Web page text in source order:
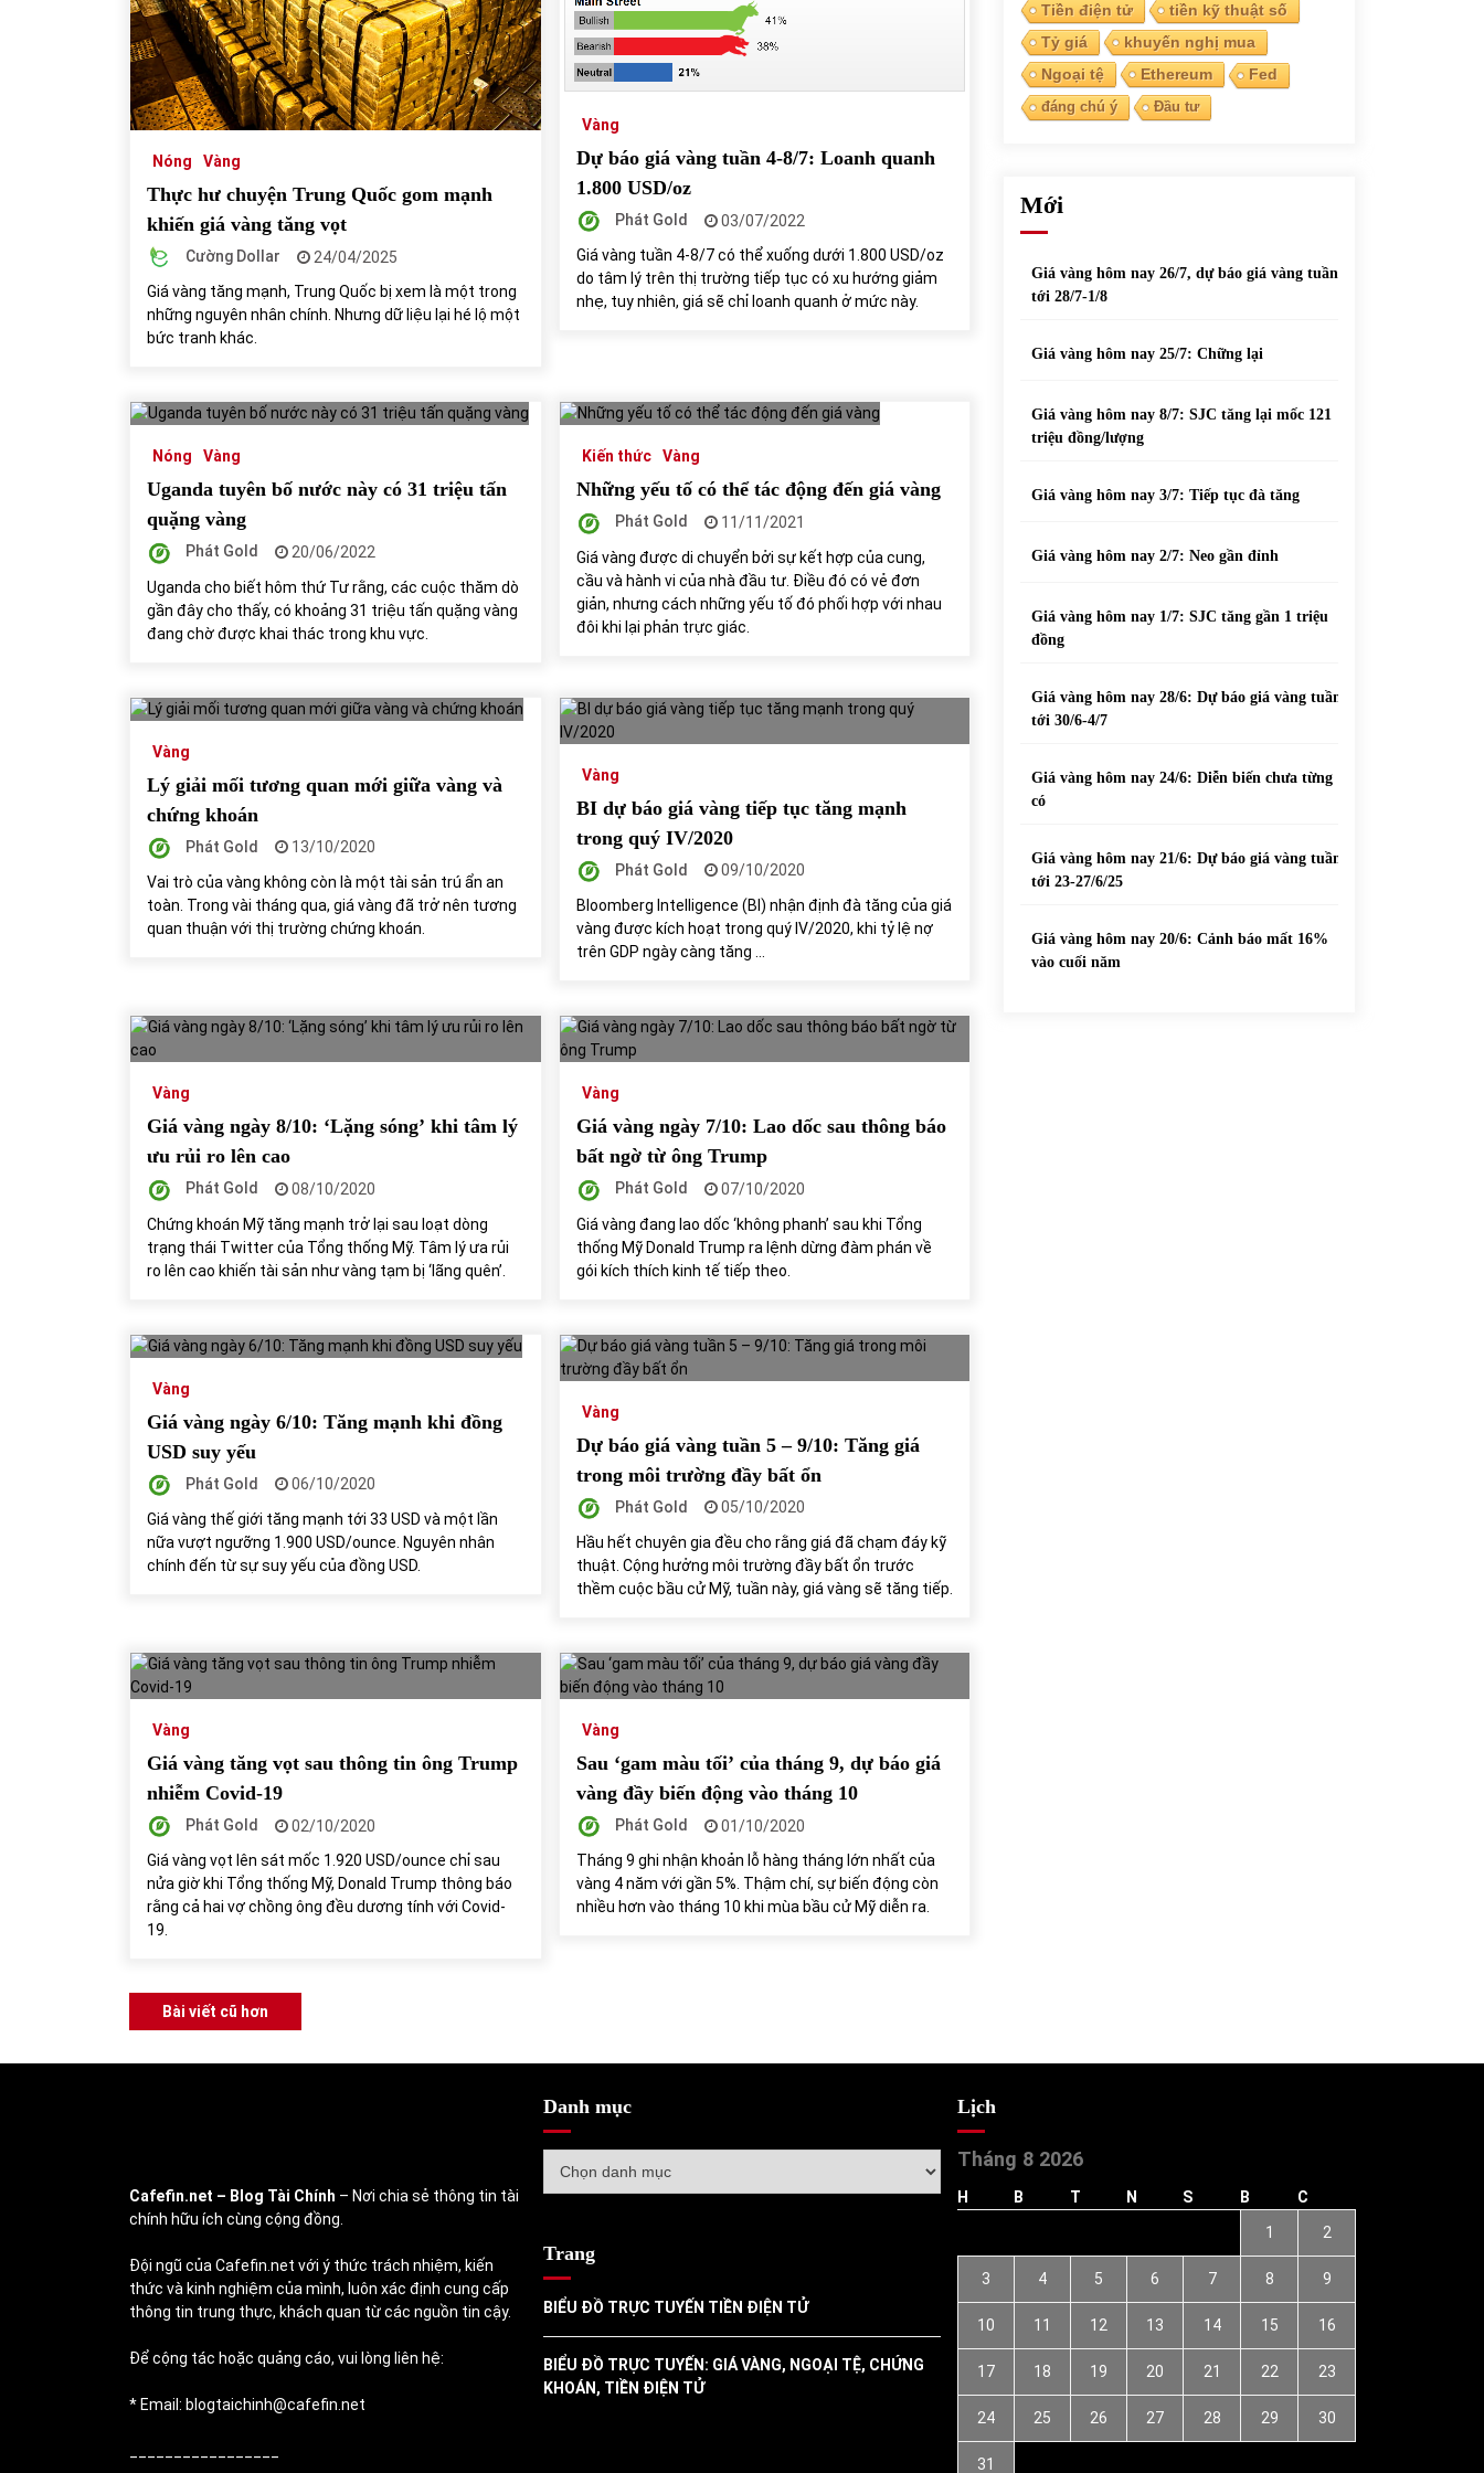
31/05/2022
của Vietcombank và Eximbank
31/05/2022
phiếu nổi bật
31/05/2022
Phân tích giá tiền điện tử sau ngày thị
trường lập kỷ lục vốn hóa
09/11/2021
Top 10 xe bán chạy nhất tháng 9/2021
13/10/2021
Nóng Vàng
Thực hư chuyện Trung Quốc gom mạnh
khiến giá vàng tăng vọt
Cường Dollar
24/04/2025
Giá vàng tăng mạnh, Trung Quốc bị xem là một trong
những nguyên nhân chính. Nhưng dữ liệu lại hé lộ một
bức tranh khác.
Vàng
Dự báo giá vàng tuần 4-8/7: Loanh quanh
1.800 USD/oz
Phát Gold
03/07/2022
Giá vàng tuần 4-8/7 có thể xuống dưới 1.800 USD/oz
do tâm lý trên thị trường tiếp tục có xu hướng giảm
nhẹ, tuy nhiên, giá sẽ chỉ loanh quanh ở mức này.
Nóng Vàng
Uganda tuyên bố nước này có 31 triệu tấn
quặng vàng
Phát Gold
20/06/2022
Uganda cho biết hôm thứ Tư rằng, các cuộc thăm dò
gần đây cho thấy, có khoảng 31 triệu tấn quặng vàng
đang chờ được khai thác trong khu vực.
Kiến thức Vàng
Những yếu tố có thể tác động đến giá vàng
Phát Gold
11/11/2021
Giá vàng được di chuyển bởi sự kết hợp của cung,
cầu và hành vi của nhà đầu tư. Điều đó có vẻ đơn
giản, nhưng cách những yếu tố đó phối hợp với nhau
đôi khi lại phản trực giác.
Vàng
Lý giải mối tương quan mới giữa vàng và
chứng khoán
Phát Gold
13/10/2020
Vai trò của vàng không còn là một tài sản trú ẩn an
toàn. Trong vài tháng qua, giá vàng đã trở nên tương
quan thuận với thị trường chứng khoán.
Vàng
BI dự báo giá vàng tiếp tục tăng mạnh
trong quý IV/2020
Phát Gold
09/10/2020
Bloomberg Intelligence (BI) nhận định đà tăng của giá
vàng được kích hoạt trong quý IV/2020, khi tỷ lệ nợ
trên GDP ngày càng tăng …
Vàng
Giá vàng ngày 8/10: ‘Lặng sóng’ khi tâm lý
ưu rủi ro lên cao
Phát Gold
08/10/2020
Chứng khoán Mỹ tăng mạnh trở lại sau loạt dòng
trạng thái Twitter của Tổng thống Mỹ. Tâm lý ưa rủi
ro lên cao khiến tài sản như vàng tạm bị ‘lãng quên’.
Vàng
Giá vàng ngày 7/10: Lao dốc sau thông báo
bất ngờ từ ông Trump
Phát Gold
07/10/2020
Giá vàng đang lao dốc ‘không phanh’ sau khi Tổng
thống Mỹ Donald Trump ra lệnh dừng đàm phán về
gói kích thích kinh tế tiếp theo.
Vàng
Giá vàng ngày 6/10: Tăng mạnh khi đồng
USD suy yếu
Phát Gold
06/10/2020
Giá vàng thế giới tăng mạnh tới 33 USD và một lần
nữa vượt ngưỡng 1.900 USD/ounce. Nguyên nhân
chính đến từ sự suy yếu của đồng USD.
Vàng
Dự báo giá vàng tuần 5 – 9/10: Tăng giá
trong môi trường đầy bất ổn
Phát Gold
05/10/2020
Hầu hết chuyên gia đều cho rằng giá đã chạm đáy kỹ
thuật. Cộng hưởng môi trường đầy bất ổn trước
thềm cuộc bầu cử Mỹ, tuần này, giá vàng sẽ tăng tiếp.
Vàng
Giá vàng tăng vọt sau thông tin ông Trump
nhiễm Covid-19
Phát Gold
02/10/2020
Giá vàng vọt lên sát mốc 1.920 USD/ounce chỉ sau
nửa giờ khi Tổng thống Mỹ, Donald Trump thông báo
rằng cả hai vợ chồng ông đều dương tính với Covid-
19.
Vàng
Sau ‘gam màu tối’ của tháng 9, dự báo giá
vàng đầy biến động vào tháng 10
Phát Gold
01/10/2020
Tháng 9 ghi nhận khoản lỗ hàng tháng lớn nhất của
vàng 4 năm với gần 5%. Thậm chí, sự biến động còn
nhiều hơn vào tháng 10 khi mùa bầu cử Mỹ diễn ra.
ĐiềuBài viết cũ hơn
Tiền điện tử
tiền kỹ thuật số
Tỷ giá
khuyến nghị mua
Ngoại tệ
Ethereum
Fed
đáng chú ý
Đầu tư
Mới
Giá vàng hôm nay 26/7, dự báo giá vàng tuần
tới 28/7-1/8
Giá vàng hôm nay 25/7: Chững lại
Giá vàng hôm nay 8/7: SJC tăng lại mốc 121
triệu đồng/lượng
Giá vàng hôm nay 3/7: Tiếp tục đà tăng
Giá vàng hôm nay 2/7: Neo gần đỉnh
Giá vàng hôm nay 1/7: SJC tăng gần 1 triệu
đồng
Giá vàng hôm nay 28/6: Dự báo giá vàng tuần
tới 30/6-4/7
Giá vàng hôm nay 24/6: Diễn biến chưa từng
có
Giá vàng hôm nay 21/6: Dự báo giá vàng tuần
tới 23-27/6/25
Giá vàng hôm nay 20/6: Cảnh báo mất 16%
vào cuối năm
Cafefin.net – Blog Tài Chính – Nơi chia sẻ thông tin tài
chính hữu ích cùng cộng đồng.
Đội ngũ của Cafefin.net với ý thức trách nhiệm, kiến
thức và kinh nghiệm của mình, luôn xác định cung cấp
thông tin trung thực, khách quan từ các nguồn tin cậy.
Để cộng tác hoặc quảng cáo, vui lòng liên hệ:
* Email: blogtaichinh@cafefin.net
Danh mục
mục
Trang
BIỂU ĐỒ TRỰC TUYẾN TIỀN ĐIỆN TỬ
BIỂU ĐỒ TRỰC TUYẾN: GIÁ VÀNG, NGOẠI TỆ, CHỨNG
KHOÁN, TIỀN ĐIỆN TỬ
Lịch
Tháng 8 2026
H B T N S B
C
1
2
3 4 5 6 7 8 9
10 11 12 13 14 15 16
17 18 19 20 21 22 23
24 25 26 27 28 29 30
31